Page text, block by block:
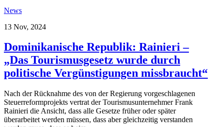
News
13 Nov, 2024
Dominikanische Republik: Rainieri –
„Das Tourismusgesetz wurde durch
politische Vergünstigungen missbraucht“
Nach der Rücknahme des von der Regierung vorgeschlagenen
Steuerreformprojekts vertrat der Tourismusunternehmer Frank
Rainieri die Ansicht, dass alle Gesetze früher oder später
überarbeitet werden müssen, dass aber gleichzeitig verstanden